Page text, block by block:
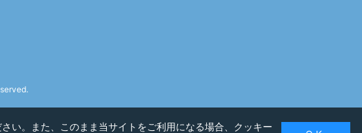
い。また、このまま当サイトをご利用になる場合、クッキー